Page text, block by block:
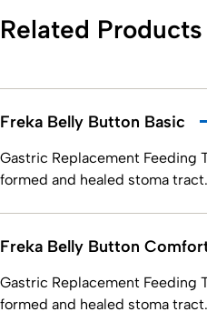
Related Products
Gastric Replacement Feeding
formed and healed stoma tract.
Freka Belly Button Basic
Gastric Replacement Feeding
formed and healed stoma tract.
Freka Belly Button